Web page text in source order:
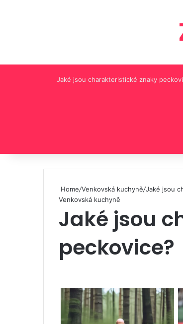
Jaké jsou charakteristické znaky
Home/Venkovská kuchyně/Jaké jsou
Venkovská kuchyně
Jaké jsou
peckovice?